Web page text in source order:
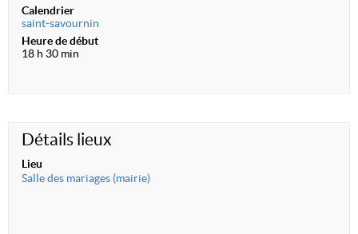
Calendrier
saint-savournin
Heure de début
18 h 30 min
Détails lieux
Lieu
Salle des mariages (mairie)